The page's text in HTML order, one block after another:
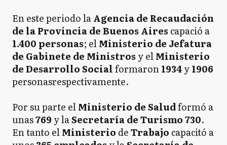
En este periodo laAgencia de Recaudación
de la Provincia de Buenos Aires capació a
1.400 personas; elMinisterio de Jefatura
de Gabinete de Ministros y elMinisterio
de Desarrollo Socialformaron1934y1906
personasrespectivamente.
Por su parte elMinisterio de Saludformó a
unas769 y laSecretaría de Turismo 730.
En tanto elMinisterio deTrabajo capacitó a